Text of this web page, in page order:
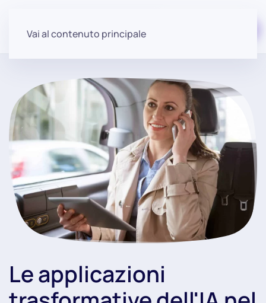
Vai al contenuto principale
Le applicazioni